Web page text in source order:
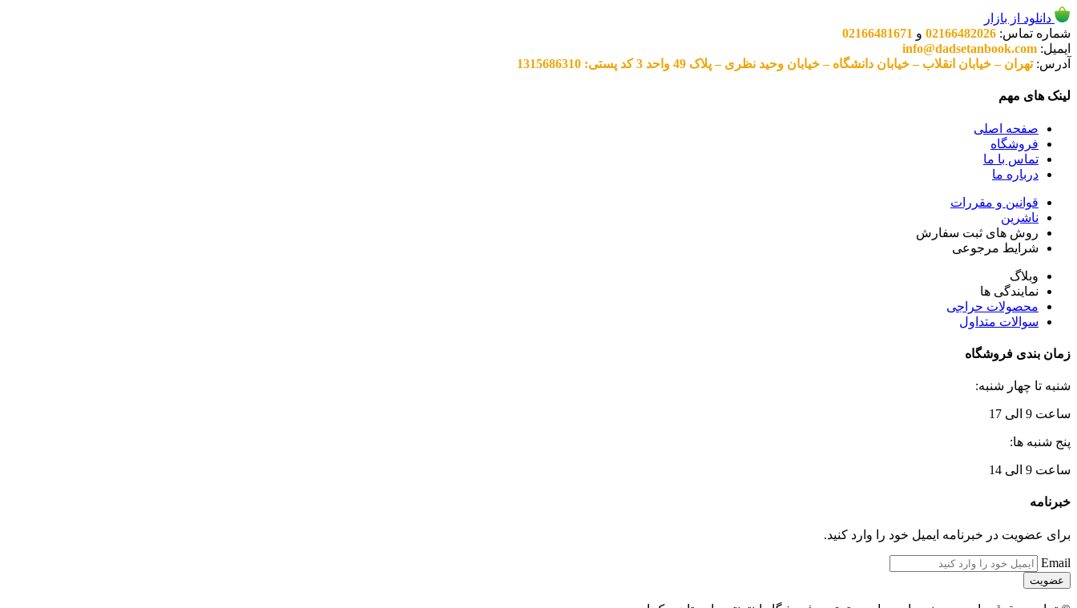
دانلود از بازار
شماره تماس: 02166482026 و 02166481671
ایمیل: info@dadsetanbook.com
آدرس:تهران – خیابان انقلاب – خیابان دانشگاه – خیابان وحید نظری – پلاک 49 واحد 3 کد پستی: 1315686310
لینک های مهم
صفحه اصلی
فروشگاه
تماس با ما
درباره ما
قوانین و مقررات
ناشرین
روش های ثبت سفارش
شرایط مرجوعی
وبلاگ
نمایندگی ها
محصولات حراجی
سوالات متداول
زمان بندی فروشگاه
شنبه تا چهار شنبه:
ساعت 9 الی 17
پنج شنبه ها:
ساعت 9 الی 14
خبرنامه
برای عضویت در خبرنامه ایمیل خود را وارد کنید.
Email